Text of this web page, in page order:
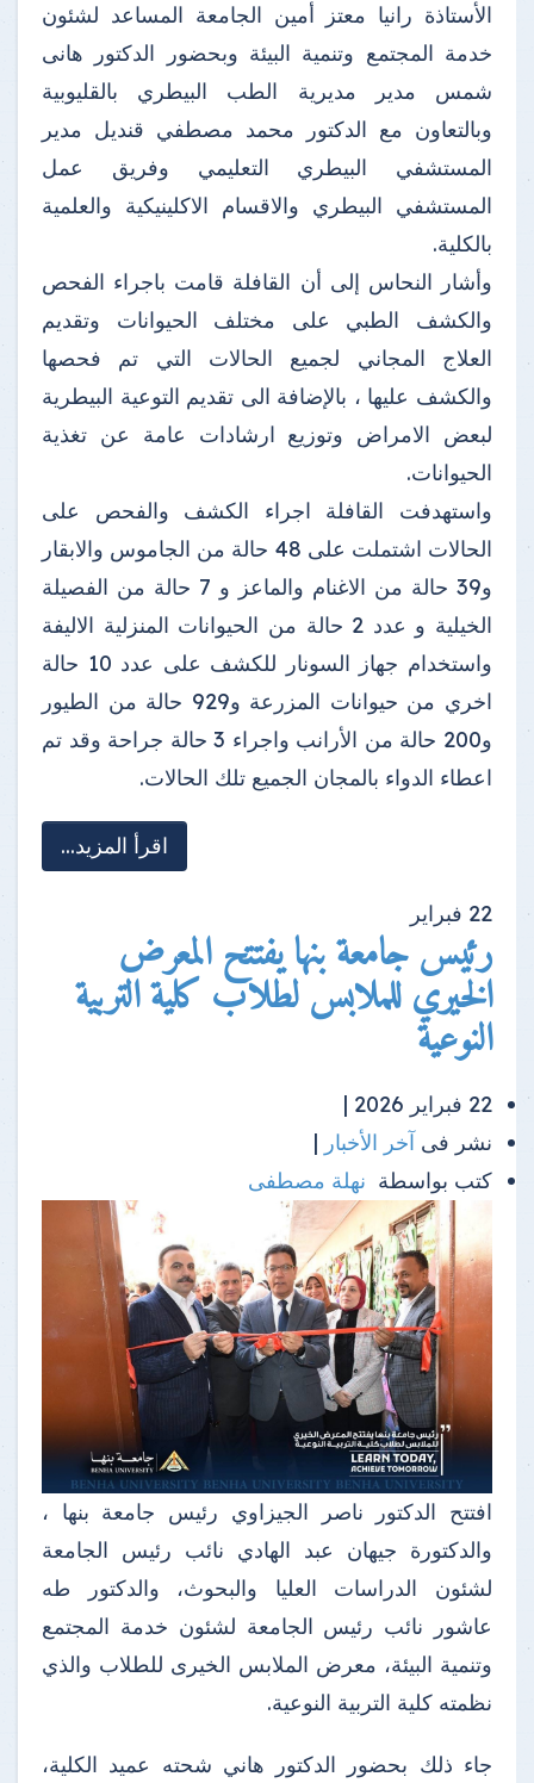
الأستاذة رانيا معتز أمين الجامعة المساعد لشئون
خدمة المجتمع وتنمية البيئة وبحضور الدكتور هانى
شمس مدير مديرية الطب البيطري بالقليوبية
وبالتعاون مع الدكتور محمد مصطفي قنديل مدير
المستشفي البيطري التعليمي وفريق عمل
المستشفي البيطري والاقسام الاكلينيكية والعلمية
بالكلية.
وأشار النحاس إلى أن القافلة قامت باجراء الفحص
والكشف الطبي على مختلف الحيوانات وتقديم
العلاج المجاني لجميع الحالات التي تم فحصها
والكشف عليها ، بالإضافة الى تقديم التوعية البيطرية
لبعض الامراض وتوزيع ارشادات عامة عن تغذية
الحيوانات.
واستهدفت القافلة اجراء الكشف والفحص على
الحالات اشتملت على 48 حالة من الجاموس والابقار
و39 حالة من الاغنام والماعز و 7 حالة من الفصيلة
الخيلية و عدد 2 حالة من الحيوانات المنزلية الاليفة
واستخدام جهاز السونار للكشف على عدد 10 حالة
اخري من حيوانات المزرعة و929 حالة من الطيور
و200 حالة من الأرانب واجراء 3 حالة جراحة وقد تم
اعطاء الدواء بالمجان الجميع تلك الحالات.
اقرأ المزيد...
22 فبراير
رئيس جامعة بنها يفتتح المعرض
الخيري للملابس لطلاب كلية التربية
النوعية
22 فبراير 2026 |
نشر فى آخر الأخبار |
كتب بواسطة نهلة مصطفى
افتتح الدكتور ناصر الجيزاوي رئيس جامعة بنها ،
والدكتورة جيهان عبد الهادي نائب رئيس الجامعة
لشئون الدراسات العليا والبحوث، والدكتور طه
عاشور نائب رئيس الجامعة لشئون خدمة المجتمع
وتنمية البيئة، معرض الملابس الخيرى للطلاب والذي
نظمته كلية التربية النوعية.
جاء ذلك بحضور الدكتور هاني شحته عميد الكلية،